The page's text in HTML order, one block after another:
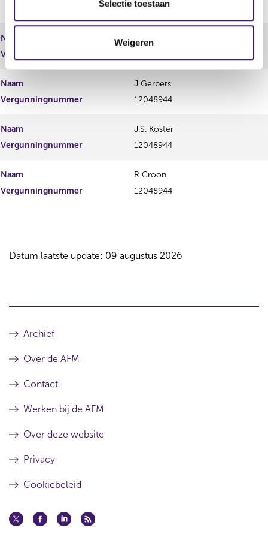
e
Selectie toestaan
Weigeren
Naam
Vergunningnummer
Naam
J Gerbers
Vergunningnummer
12048944
Naam
J.S. Koster
Vergunningnummer
12048944
Naam
R Croon
Vergunningnummer
12048944
Datum laatste update: 09 augustus 2026
Archief
Over de AFM
Contact
Werken bij de AFM
Over deze website
Privacy
Cookiebeleid